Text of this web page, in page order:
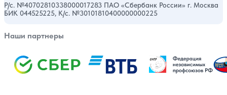
Р/с. №40702810338000017283 ПАО «Сбербанк России» г. Москва
БИК 044525225, К/с. №30101810400000000225
Наши партнеры